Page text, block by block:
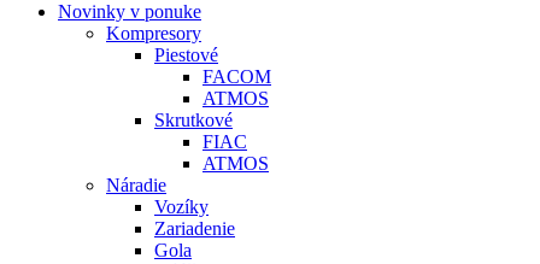
Novinky v ponuke
Kompresory
Piestové
FACOM
ATMOS
Skrutkové
FIAC
ATMOS
Náradie
Vozíky
Zariadenie
Gola